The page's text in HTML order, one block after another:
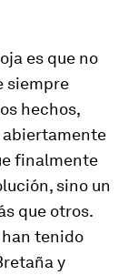
es que no
siempre
hechos,
abiertamente
finalmente
sino un
que otros.
tenido
y